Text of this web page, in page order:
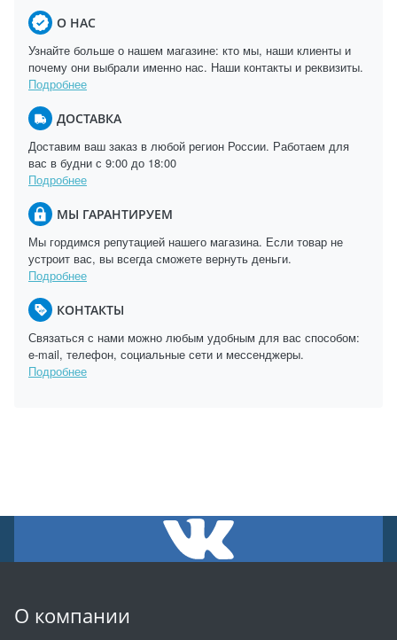
О НАС
Узнайте больше о нашем магазине: кто мы, наши клиенты и
почему они выбрали именно нас. Наши контакты и реквизиты.
Подробнее
ДОСТАВКА
Доставим ваш заказ в любой регион России. Работаем для
вас в будни с 9:00 до 18:00
Подробнее
МЫ ГАРАНТИРУЕМ
Мы гордимся репутацией нашего магазина. Если товар не
устроит вас, вы всегда сможете вернуть деньги.
Подробнее
КОНТАКТЫ
Связаться с нами можно любым удобным для вас способом:
e-mail, телефон, социальные сети и мессенджеры.
Подробнее
О компании